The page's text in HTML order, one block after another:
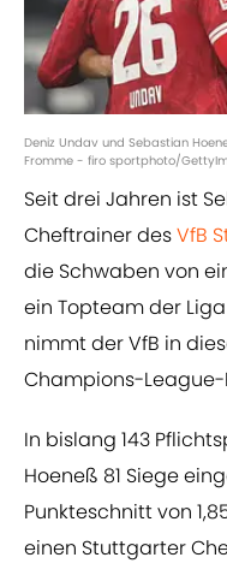
Deniz Undav und Sebastian
Fromme - firo sportphoto/
Seit drei Jahren ist
Cheftrainer desVfB
die Schwaben von
ein Topteam der
nimmt der VfB in
Champions-League-
In bislang 143
Hoeneß 81 Siege
Punkteschnitt von
einen Stuttgarter